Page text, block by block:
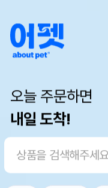
오늘 주문하면
내일 도착!